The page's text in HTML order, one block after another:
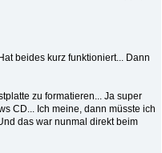
beides kurz funktioniert... Dann
zu formatieren... Ja super
CD... Ich meine, dann müsste ich
das war nunmal direkt beim